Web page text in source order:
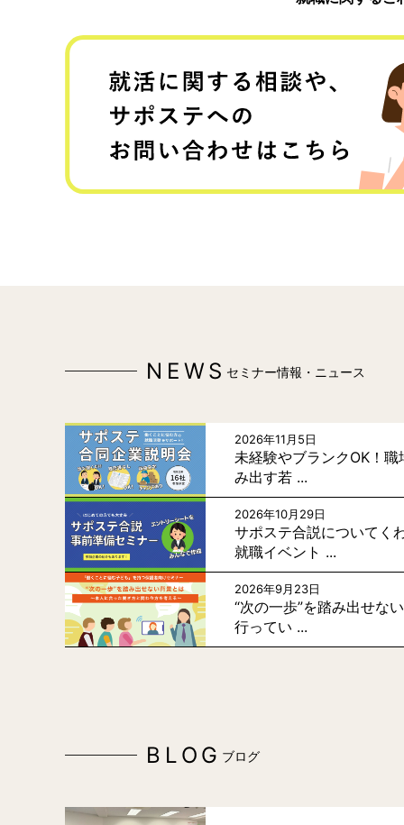
NEWS セミナー情報・ニュース
2026年11月5日
未経験やブランクOK！
み出す若 ...
2026年10月29日
サポステ合説についてく
就職イベント ...
2026年9月23日
“次の一歩”を踏み出せな
行ってい ...
BLOG ブログ